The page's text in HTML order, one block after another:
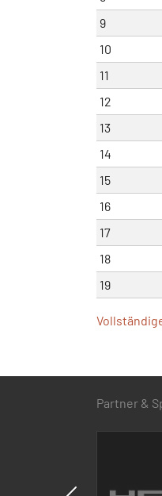
9
10
11
12
13
14
15
16
17
18
19
Partner &